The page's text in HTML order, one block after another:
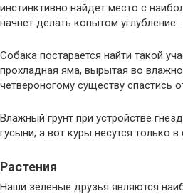
инстинктивно найдет место с
начнет делать копытом углубление.
Собака постарается найти такой
прохладная яма, вырытая во
четвероногому существу спастись
Влажный грунт при устройстве
гусыни, а вот куры несутся только в
Растения
Наши зеленые друзья являются